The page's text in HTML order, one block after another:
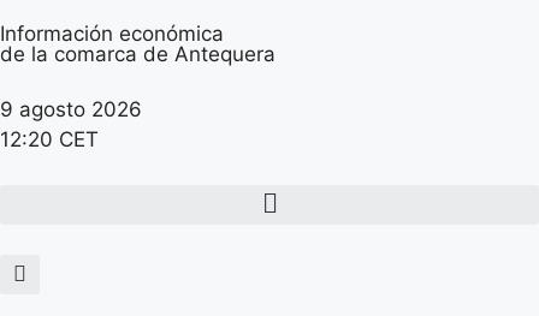
Información económica
de la comarca de Antequera
9 agosto 2026
12:20 CET